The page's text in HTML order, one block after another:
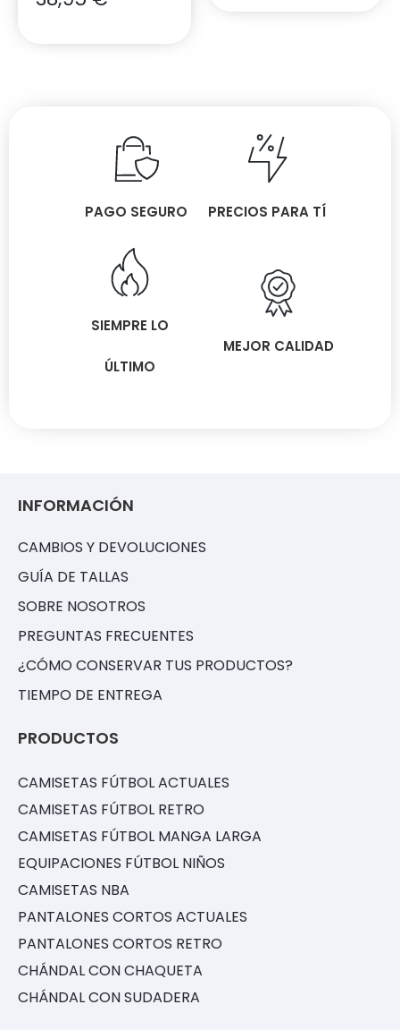
PAGO SEGURO PRECIOS PARA TÍ
SIEMPRE LO
ÚLTIMO
MEJOR CALIDAD
INFORMACIÓN
CAMBIOS Y DEVOLUCIONES
GUÍA DE TALLAS
SOBRE NOSOTROS
PREGUNTAS FRECUENTES
¿CÓMO CONSERVAR TUS PRODUCTOS?
TIEMPO DE ENTREGA
PRODUCTOS
CAMISETAS FÚTBOL ACTUALES
CAMISETAS FÚTBOL RETRO
CAMISETAS FÚTBOL MANGA LARGA
EQUIPACIONES FÚTBOL NIÑOS
CAMISETAS NBA
PANTALONES CORTOS ACTUALES
PANTALONES CORTOS RETRO
CHÁNDAL CON CHAQUETA
CHÁNDAL CON SUDADERA